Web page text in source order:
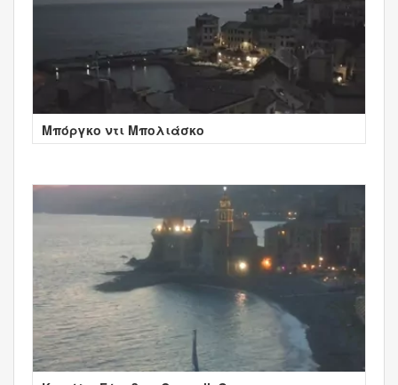
Μπόργκο ντι Μπολιάσκο